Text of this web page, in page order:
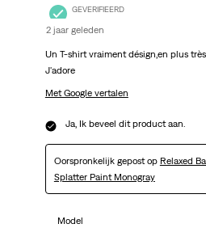
GEVERIFIEERD
2 jaar geleden
Un T-shirt vraiment désign,en plus
J'adore
Met Google vertalen
Ja, Ik beveel dit product aan.
Oorspronkelijk gepost op Relaxed
Splatter Paint Monogray
Model